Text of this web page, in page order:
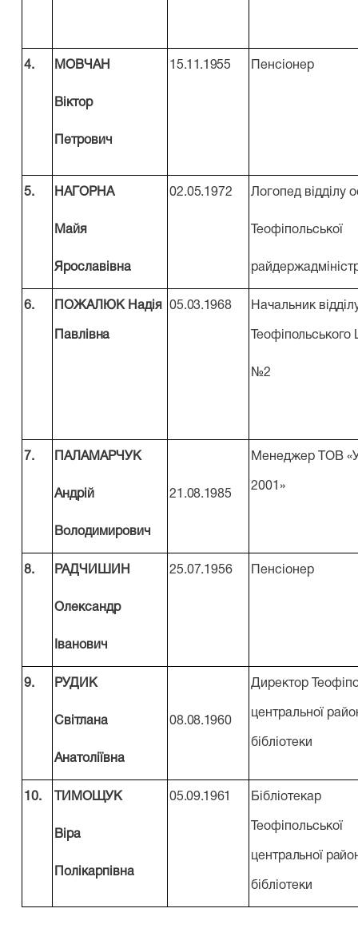
4. МОВЧАН
Віктор
Петрович
15.11.1955 Пенсіонер
5. НАГОРНА
Майя
Ярославівна
02.05.1972 Логопед відділу
Теофіпольської
6. ПОЖАЛЮК Надія
Павлівна
05.03.1968 Начальник
№2
7. ПАЛАМАРЧУК
Андрій
Володимирович
21.08.1985
Менеджер ТОВ
2001»
8. РАДЧИШИН
Олександр
Іванович
25.07.1956 Пенсіонер
9. РУДИК
Світлана
Анатоліївна
08.08.1960
Директор
центральної
бібліотеки
10. ТИМОЩУК
Віра
Полікарпівна
05.09.1961 Бібліотекар
Теофіпольської
центральної
бібліотеки